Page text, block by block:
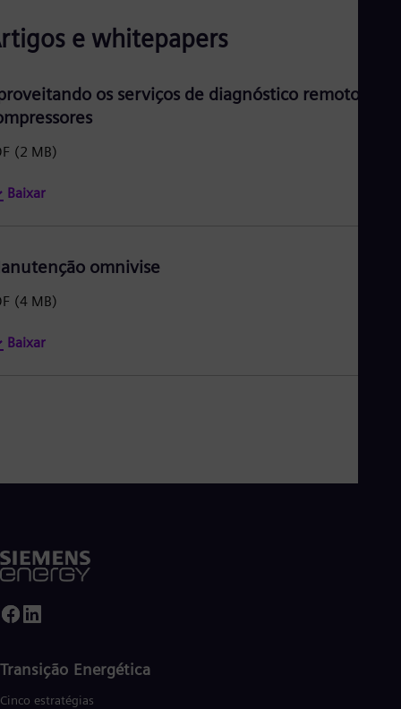
e whitepapers
os serviços de diagnóstico remoto em
(2 MB)
Baixar
omnivise
(4 MB)
Baixar
Transição Energética
Cinco estratégias